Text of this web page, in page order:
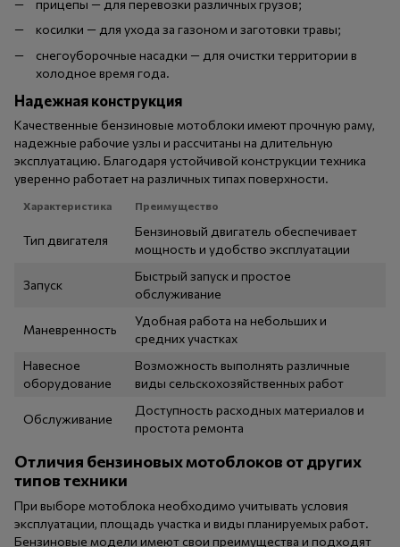
прицепы — для перевозки различных грузов;
косилки — для ухода за газоном и заготовки травы;
снегоуборочные насадки — для очистки территории в
холодное время года.
Надежная конструкция
Качественные бензиновые мотоблоки имеют прочную раму,
надежные рабочие узлы и рассчитаны на длительную
эксплуатацию. Благодаря устойчивой конструкции техника
уверенно работает на различных типах поверхности.
Характеристика Преимущество
Тип двигателя
Бензиновый двигатель обеспечивает
мощность и удобство эксплуатации
Запуск
Быстрый запуск и простое
обслуживание
Маневренность
Удобная работа на небольших и
средних участках
Навесное
оборудование
Возможность выполнять различные
виды сельскохозяйственных работ
Обслуживание
Доступность расходных материалов и
простота ремонта
Отличия бензиновых мотоблоков от других
типов техники
При выборе мотоблока необходимо учитывать условия
эксплуатации, площадь участка и виды планируемых работ.
Бензиновые модели имеют свои преимущества и подходят